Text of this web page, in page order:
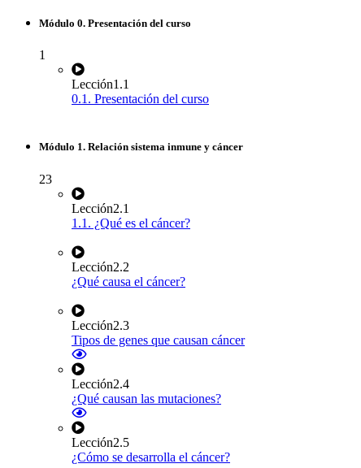
Módulo 0. Presentación del curso
1
Lección1.1
0.1. Presentación del curso
Módulo 1. Relación sistema inmune y cáncer
23
Lección2.1
1.1. ¿Qué es el cáncer?
Lección2.2
¿Qué causa el cáncer?
Lección2.3
Tipos de genes que causan cáncer
Lección2.4
¿Qué causan las mutaciones?
Lección2.5
¿Cómo se desarrolla el cáncer?